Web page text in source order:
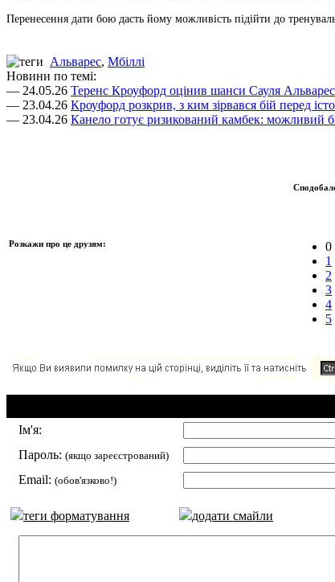
Перенесення дати бою дасть йому можливість підійти до
Альварес, Мбіллі
Новини по темі:
— 24.05.26 Теренс Кроуфорд оцінив шанси Сауля
— 23.04.26 Кроуфорд розкрив, з ким зірвався бій перед
— 23.04.26 Канело готує ризикований камбек: можливий
Розкажи про це друзям:
0
1
2
3
4
5
Ім'я:
Пароль: (якщо зареєстрований)
Email: (обов'язково!)
теги форматування додати смайли